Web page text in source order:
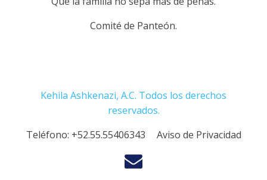
Comité de Panteón.
Kehila Ashkenazi, A.C. Todos los derechos
reservados.
Teléfono: +52.55.55406343 Aviso de Privacidad